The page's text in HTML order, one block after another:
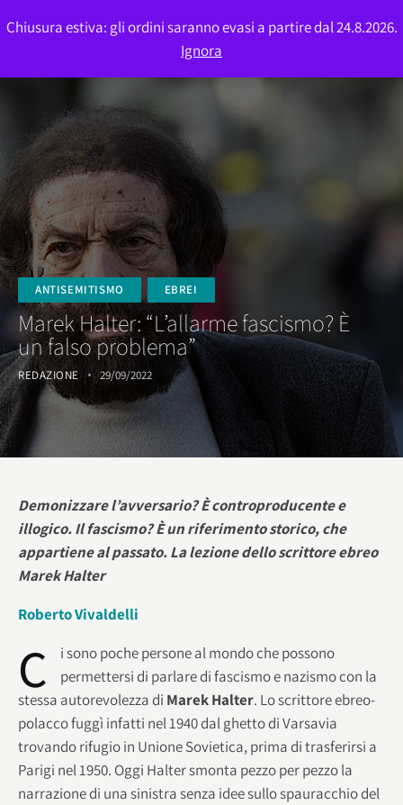
ANTISEMITISMO EBREI
Marek Halter: “L’allarme fascismo? È
un falso problema”
REDAZIONE 29/09/2022
Demonizzare l’avversario? È controproducente e
illogico. Il fascismo? È un riferimento storico, che
appartiene al passato. La lezione dello scrittore ebreo
Marek Halter
Roberto Vivaldelli
C
i sono poche persone al mondo che possono
permettersi di parlare di fascismo e nazismo con la
stessa autorevolezza di Marek Halter. Lo scrittore ebreo-
polacco fuggì infatti nel 1940 dal ghetto di Varsavia
trovando rifugio in Unione Sovietica, prima di trasferirsi a
Parigi nel 1950. Oggi Halter smonta pezzo per pezzo la
narrazione di una sinistra senza idee sullo spauracchio del
Chiusura estiva: gli ordini saranno evasi a partire dal 24.8.2026.
Ignora